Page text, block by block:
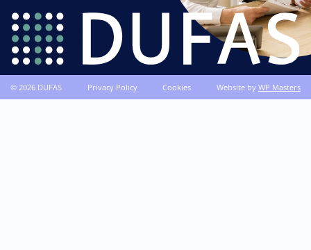
© 2026 DUFAS Privacy Policy Cookies Website by WP Masters